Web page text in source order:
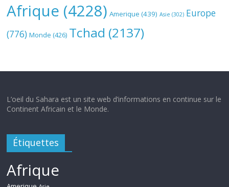
Afrique (4228) Amerique (439) Asie (302) Europe
(776) Monde (426) Tchad (2137)
L’oeil du Sahara est un site web d’informations en continue sur le
Continent Africain et le Monde.
Étiquettes
Afrique